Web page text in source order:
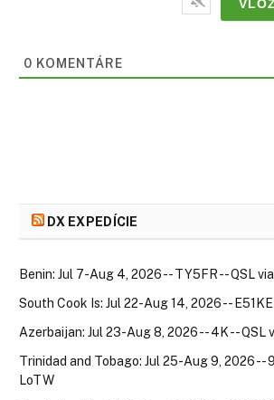
0 KOMENTÁRE
DX EXPEDÍCIE
Benin: Jul 7-Aug 4, 2026 -- TY5FR -- QSL
South Cook Is: Jul 22-Aug 14, 2026 --
Azerbaijan: Jul 23-Aug 8, 2026 -- 4K -- QSL
Trinidad and Tobago: Jul 25-Aug 9, 2026 --
LoTW